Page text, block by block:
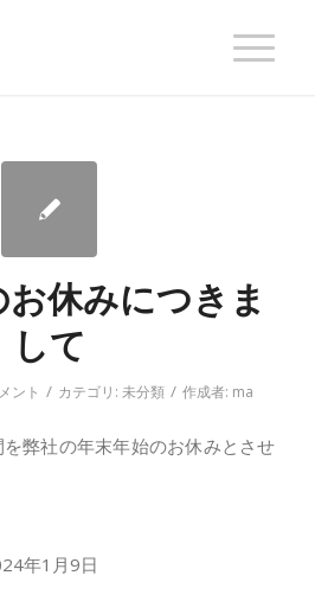
休みにつきま
して
ント / カテゴリ:未分類 / 作成者: ma
弊社の年末年始のお休みとさせ
年1月9日